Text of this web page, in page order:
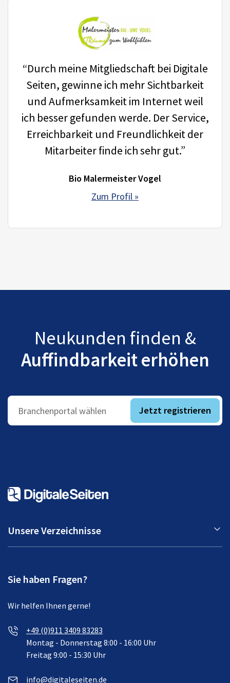
“Durch meine Mitgliedschaft bei Digitale
Seiten, gewinne ich mehr Sichtbarkeit
und Aufmerksamkeit im Internet weil
ich besser gefunden werde. Der Service,
Erreichbarkeit und Freundlichkeit der
Mitarbeiter finde ich sehr gut.”
Bio Malermeister Vogel
Zum Profil »
Neukunden finden &
Auffindbarkeit erhöhen
Branchenportal wählen Jetzt registrieren
Unsere Verzeichnisse
Sie haben Fragen?
Wir helfen Ihnen gerne!
+49 (0)911 3409 83283
Montag - Donnerstag 8:00 - 16:00 Uhr
Freitag 9:00 - 15:30 Uhr
info@digitaleseiten.de